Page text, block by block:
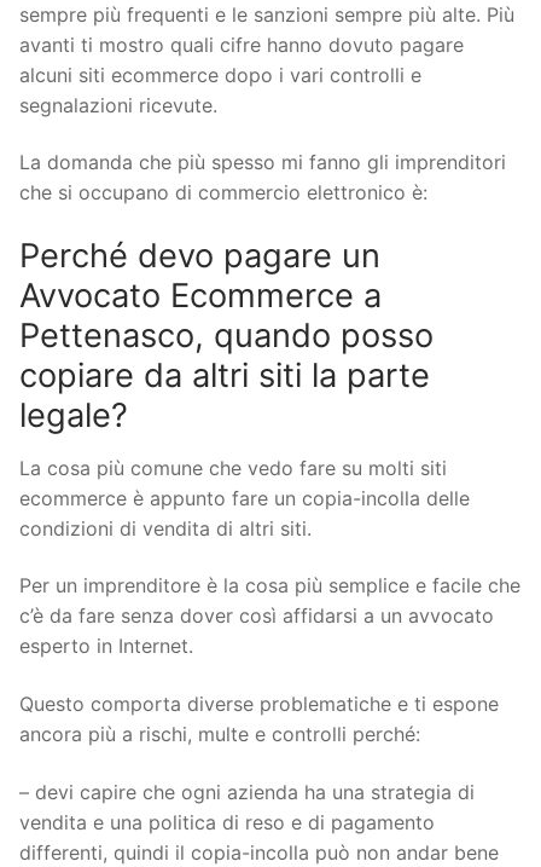
sempre più frequenti e le sanzioni sempre più alte. Più
avanti ti mostro quali cifre hanno dovuto pagare
alcuni siti ecommerce dopo i vari controlli e
segnalazioni ricevute.
La domanda che più spesso mi fanno gli imprenditori
che si occupano di commercio elettronico è:
Perché devo pagare un
Avvocato Ecommerce a
Pettenasco, quando posso
copiare da altri siti la parte
legale?
La cosa più comune che vedo fare su molti siti
ecommerce è appunto fare un copia-incolla delle
condizioni di vendita di altri siti.
Per un imprenditore è la cosa più semplice e facile che
c’è da fare senza dover così affidarsi a un avvocato
esperto in Internet.
Questo comporta diverse problematiche e ti espone
ancora più a rischi, multe e controlli perché:
– devi capire che ogni azienda ha una strategia di
vendita e una politica di reso e di pagamento
differenti, quindi il copia-incolla può non andar bene